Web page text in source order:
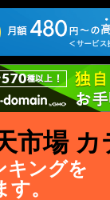
市場
キングを
。